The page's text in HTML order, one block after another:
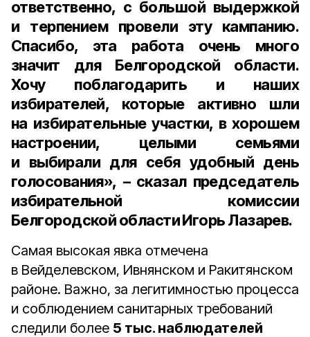
ответственно, с большой выдержкой
и терпением провели эту кампанию.
Спасибо, эта работа очень много
значит для Белгородской области.
Хочу поблагодарить и наших
избирателей, которые активно шли
на избирательные участки, в хорошем
настроении, целыми семьями
и выбирали для себя удобный день
голосования», – сказал председатель
избирательной комиссии
Белгородской области Игорь Лазарев.
Самая высокая явка отмечена
в Вейделевском, Ивнянском и Ракитянском
районе. Важно, за легитимностью процесса
и соблюдением санитарных требований
следили более 5 тыс. наблюдателей